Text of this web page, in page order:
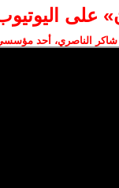
على
الناصري، أحد مؤسسي